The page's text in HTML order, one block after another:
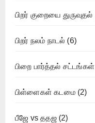
பிறர் குறையை துருவுதல்
பிறர் நலம் நாடல் (6)
பிறை பார்த்தல் சட்டங்கள்
பிள்ளைகள் கடமை(2)
பீஜே vs ததஜ(2)